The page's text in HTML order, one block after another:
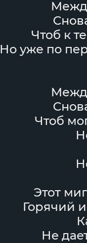
Чтоб к
Но уже по
Чтоб
Этот
Горячий
Не